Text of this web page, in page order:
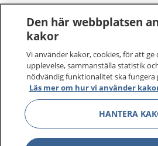
Den här webbplatsen
kakor
Vi använder kakor, cookies, för att
upplevelse, sammanställa statistik
nödvändig funktionalitet ska fungera
Läs mer om hur vi använder
HANTERA